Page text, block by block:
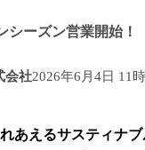
シーズン営業開始！
会社2026年6月4日 11
あえるサスティナ